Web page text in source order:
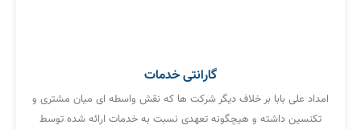
گارانتی خدمات
امداد علی بابا بر خلاف دیگر شرکت ها که نقش واسطه ای میان مشتری و
تکنسین داشته و هیچگونه تعهدی نسبت به خدمات ارائه شده توسط